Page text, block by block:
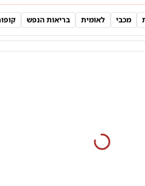
מכבי לאומית בריאות הנפש